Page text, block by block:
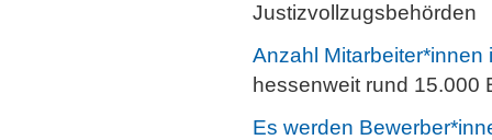
Justizvollzugsbehörden
Anzahl Mitarbeiter*innen
hessenweit rund 15.000
Es werden